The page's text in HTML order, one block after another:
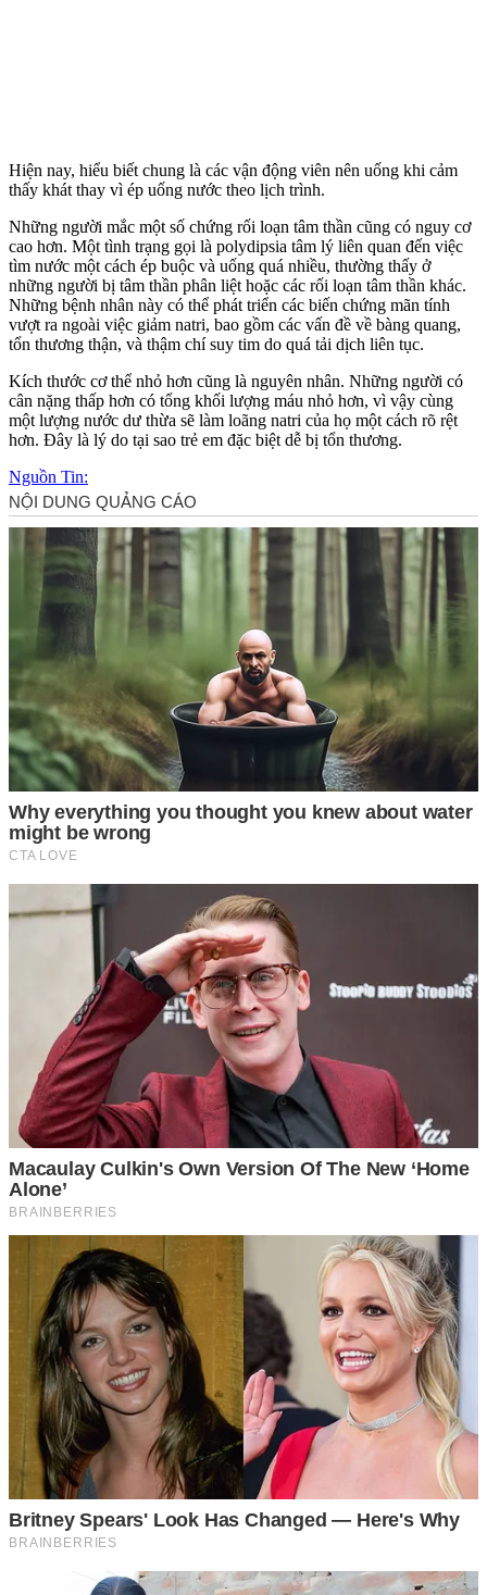
Hiện nay, hiểu biết chung là các vận động viên nên uống khi cảm
thấy khát thay vì ép uống nước theo lịch trình.
Những người mắc một số chứng rối loạn tâm thần cũng có nguy cơ
cao hơn. Một tình trạng gọi là polydipsia tâm lý liên quan đến việc
tìm nước một cách ép buộc và uống quá nhiều, thường thấy ở
những người bị tâm thần phân liệt hoặc các rối loạn tâm thần khác.
Những bệnh nhân này có thể phát triển các biến chứng mãn tính
vượt ra ngoài việc giảm natri, bao gồm các vấn đề về bàng quang,
tổn thương thận, và thậm chí suy tim do quá tải dịch liên tục.
Kích thước c‌ơ th‌ể nhỏ hơn cũng là nguyên nhân. Những người có
cân nặng thấp hơn có tổng khối lượng máu nhỏ hơn, vì vậy cùng
một lượng nước dư thừa sẽ làm loãng natri của họ một cách rõ rệt
hơn. Đây là lý do tại sao trẻ em đặc biệt dễ bị tổn thương.
Nguồn Tin: